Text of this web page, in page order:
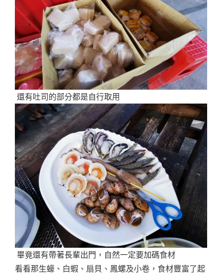
還有吐司的部分都是自行取用
畢竟還有帶著長輩出門，自然一定要加碼食材
看看那生蠔、白蝦、扇貝、鳳螺及小卷，食材豐富了起